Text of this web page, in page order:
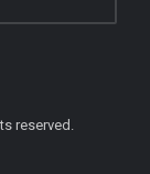
reserved.